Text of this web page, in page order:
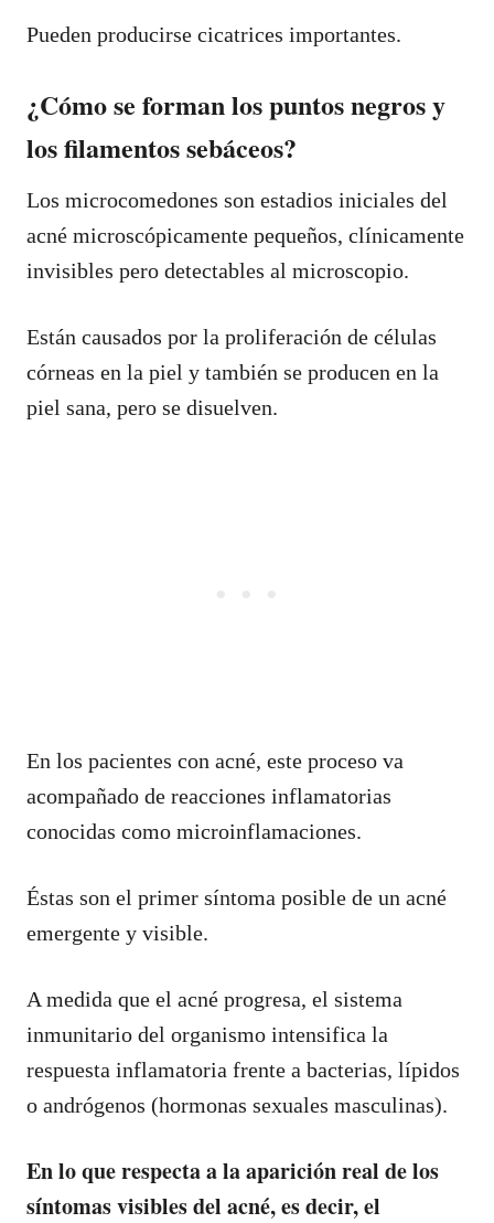
Pueden producirse cicatrices importantes.
¿Cómo se forman los puntos negros y
los filamentos sebáceos?
Los microcomedones son estadios iniciales del
acné microscópicamente pequeños, clínicamente
invisibles pero detectables al microscopio.
Están causados por la proliferación de células
córneas en la piel y también se producen en la
piel sana, pero se disuelven.
En los pacientes con acné, este proceso va
acompañado de reacciones inflamatorias
conocidas como microinflamaciones.
Éstas son el primer síntoma posible de un acné
emergente y visible.
A medida que el acné progresa, el sistema
inmunitario del organismo intensifica la
respuesta inflamatoria frente a bacterias, lípidos
o andrógenos (hormonas sexuales masculinas).
En lo que respecta a la aparición real de los
síntomas visibles del acné, es decir, el